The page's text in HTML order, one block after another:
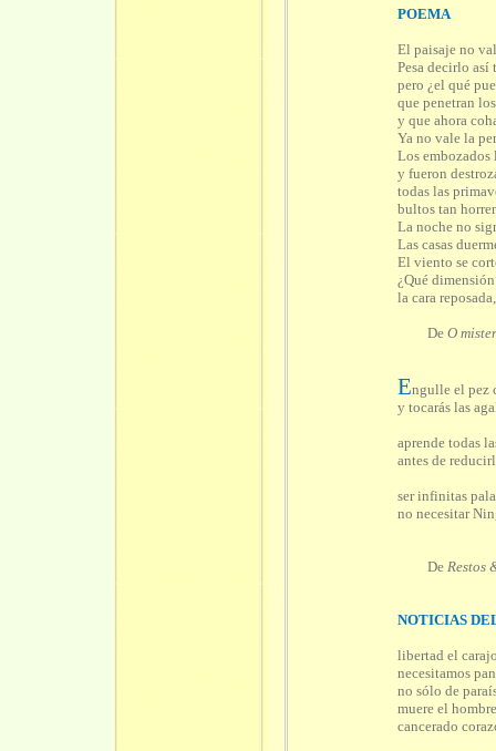
POEMA
El paisaje no
Pesa decirlo así
pero ¿el qué
que penetran
y que ahora
Ya no vale la
Los
y fueron
todas las
bultos tan
La noche no
Las casas
El viento se
¿Qué
la cara
DeO
Engulle el pez
y tocarás las
aprende todas
antes de
ser infinitas
no necesitar
De Restos
NOTICIAS
libertad el
necesitamos
no sólo de
muere el
cancerado